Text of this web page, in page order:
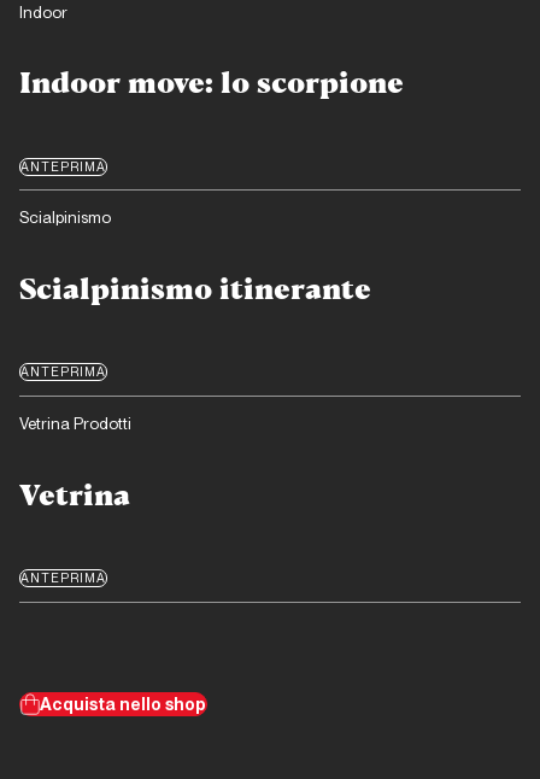
Indoor move: lo scorpione
Indoor
ANTEPRIMA
Scialpinismo itinerante
Scialpinismo
ANTEPRIMA
Vetrina
Vetrina Prodotti
ANTEPRIMA
Acquista nello shop